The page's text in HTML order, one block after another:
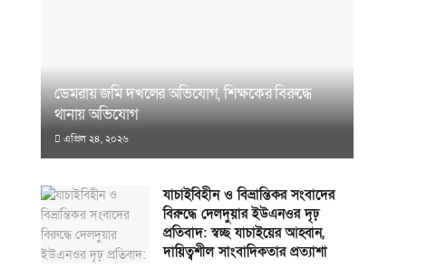
ডেমরায় জমি দখলের অভিযোগ, শিক্ষকের বিরুদ্ধে
থানায় অভিযোগ
এপ্রিল ২৪, ২০২৬
যাচাইবিহীন ও বিভ্রান্তিকর সংবাদের
বিরুদ্ধে দেলদুয়ার ইউএনওর দৃঢ়
প্রতিবাদ: স্বচ্ছ যাচাইয়ের আহ্বান,
দায়িত্বশীল সাংবাদিকতার প্রত্যাশা